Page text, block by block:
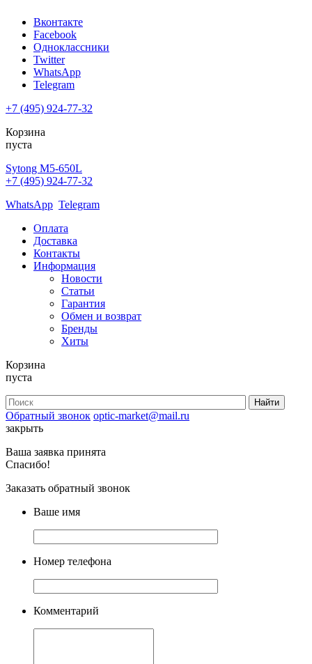
Вконтакте
Facebook
Одноклассники
Twitter
WhatsApp
Telegram
+7 (495) 924-77-32
Корзина
пуста
Sytong M5-650L
+7 (495) 924-77-32
WhatsApp Telegram
Оплата
Доставка
Контакты
Информация
Новости
Статьи
Гарантия
Обмен и возврат
Бренды
Хиты
Корзина
пуста
Обратный звонок optic-market@mail.ru
закрыть
Ваша заявка принята
Спасибо!
Заказать обратный звонок
Ваше имя
Номер телефона
Комментарий